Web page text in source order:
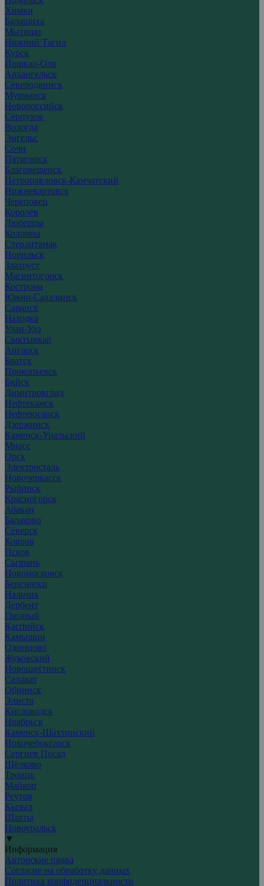
Химки
Балашиха
Мытищи
Нижний Тагил
Курск
Йошкар-Ола
Архангельск
Северодвинск
Мурманск
Новороссийск
Серпухов
Вологда
Энгельс
Сочи
Пятигорск
Благовещенск
Петропавловск-Камчатский
Нижневартовск
Череповец
Королёв
Люберцы
Коломна
Стерлитамак
Норильск
Златоуст
Магнитогорск
Кострома
Южно-Сахалинск
Саранск
Находка
Улан-Удэ
Сыктывкар
Ангарск
Братск
Прокопьевск
Бийск
Димитровград
Нефтекамск
Нефтеюганск
Дзержинск
Каменск-Уральский
Миасс
Орск
Электросталь
Новочеркасск
Рыбинск
Красногорск
Абакан
Балаково
Северск
Ковров
Псков
Сызрань
Новомосковск
Березники
Нальчик
Дербент
Грозный
Каспийск
Камышин
Одинцово
Жуковский
Новошахтинск
Салават
Обнинск
Элиста
Кисловодск
Ноябрьск
Каменск-Шахтинский
Новочебоксарск
Сергиев Посад
Щёлково
Троицк
Майкоп
Реутов
Кызыл
Шахты
Новоуральск
▼
Информация
Авторские права
Согласие на обработку данных
Политика конфиденциальности